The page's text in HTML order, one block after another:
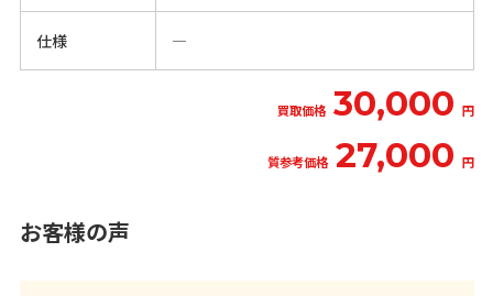
仕様 ―
買取価格 30,000 円
質参考価格 27,000 円
お客様の声